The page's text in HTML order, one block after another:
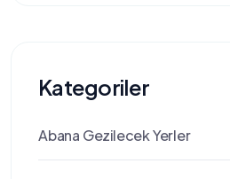
Kategoriler
Abana Gezilecek Yerler